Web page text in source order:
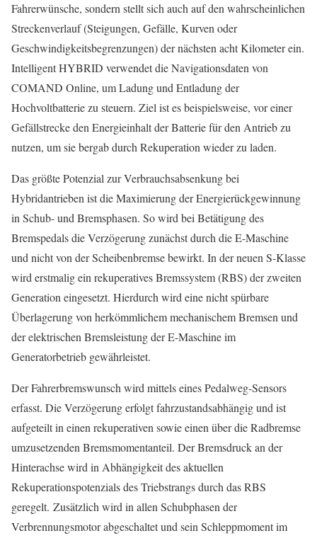
Fahrerwünsche, sondern stellt sich auch auf den wahrscheinlichen
Streckenverlauf (Steigungen, Gefälle, Kurven oder
Geschwindigkeitsbegrenzungen) der nächsten acht Kilometer ein.
Intelligent HYBRID verwendet die Navigationsdaten von
COMAND Online, um Ladung und Entladung der
Hochvoltbatterie zu steuern. Ziel ist es beispielsweise, vor einer
Gefällstrecke den Energieinhalt der Batterie für den Antrieb zu
nutzen, um sie bergab durch Rekuperation wieder zu laden.
Das größte Potenzial zur Verbrauchsabsenkung bei
Hybridantrieben ist die Maximierung der Energierückgewinnung
in Schub- und Bremsphasen. So wird bei Betätigung des
Bremspedals die Verzögerung zunächst durch die E-Maschine
und nicht von der Scheibenbremse bewirkt. In der neuen S-Klasse
wird erstmalig ein rekuperatives Bremssystem (RBS) der zweiten
Generation eingesetzt. Hierdurch wird eine nicht spürbare
Überlagerung von herkömmlichem mechanischem Bremsen und
der elektrischen Bremsleistung der E-Maschine im
Generatorbetrieb gewährleistet.
Der Fahrerbremswunsch wird mittels eines Pedalweg-Sensors
erfasst. Die Verzögerung erfolgt fahrzustandsabhängig und ist
aufgeteilt in einen rekuperativen sowie einen über die Radbremse
umzusetzenden Bremsmomentanteil. Der Bremsdruck an der
Hinterachse wird in Abhängigkeit des aktuellen
Rekuperationspotenzials des Triebstrangs durch das RBS
geregelt. Zusätzlich wird in allen Schubphasen der
Verbrennungsmotor abgeschaltet und sein Schleppmoment im